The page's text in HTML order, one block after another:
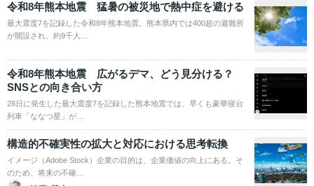
令和8年熊本地震 猛暑の被災地で熱中症を避ける
最大震度7を記録した令和8年熊本地震。熊本県内では400超の避難所
が開設され、約9千人…
令和8年熊本地震 広がるデマ、どう見分ける？
SNSとの向き合い方
28日に発生した最大震度7を記録した熊本地震では、早くも豪華寝台
列車「ななつ星」が…
構造的不確実性の拡大と対応における思考転換
イメージ（Adobe Stock）企業の目的は、企業価値の向上にある。そ
のため、将来の不確…